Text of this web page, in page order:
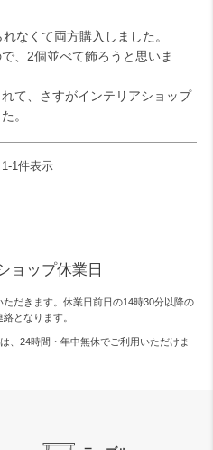
検索
なくて両方購入しました。
、2個並べて飾ろうと思いま
て、さすがインテリアショップ
。
1 -1 件表示
ョップ休業日
だきます。休業日前日の14時30分以降の
となります。
、 24時間・年中無休でご利用いただけま